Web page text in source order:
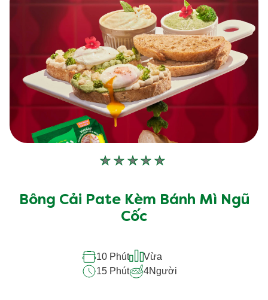
này
Không
xếp
hạng
gửi
cho
Bông Cải Pate Kèm Bánh Mì Ngũ
Cốc
10 Phút
Vừa
15 Phút
4Người